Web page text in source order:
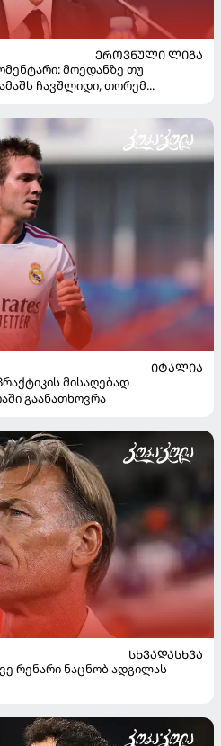
ᲔᲠᲝᲕᲜᲣᲚᲘ ᲚᲘᲒᲐ
მოედანზე თუ
ჩავშლიდი, თორემ...
ᲘᲢᲐᲚᲘᲐ
მისაღებად
გაანათხოვრა
ᲡᲮᲕᲐᲓᲐᲡᲮᲕᲐ
რენარი ნაცნობ ადგილას